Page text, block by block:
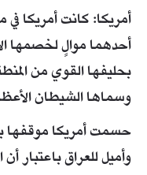
أمريكا: كانت أمريكا
أحدهما موالٍ لخصمها
بحليفها القوي من
وسماها الشيطان
حسمت أمريكا موقفها
وأميل للعراق باعتبار